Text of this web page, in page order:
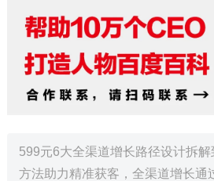
599元6大全渠道增长路径设计拆
方法助力精准获客，全渠道增长通